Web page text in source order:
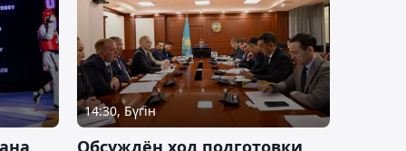
14:30, Бүгін
Обсуждён ход подготовки